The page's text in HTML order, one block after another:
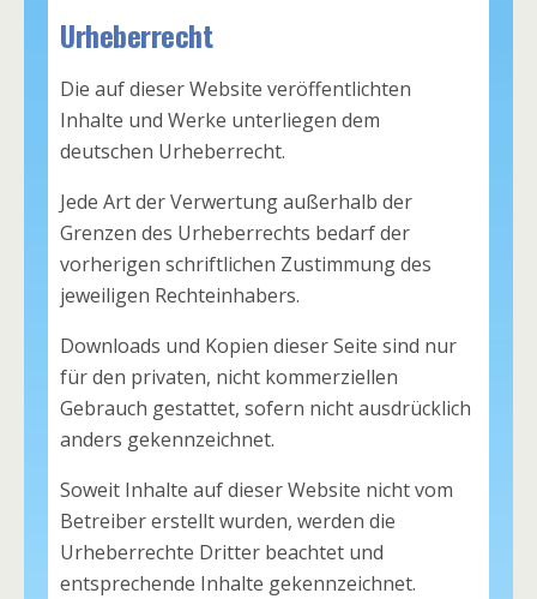
Urheberrecht
Die auf dieser Website veröffentlichten
Inhalte und Werke unterliegen dem
deutschen Urheberrecht.
Jede Art der Verwertung außerhalb der
Grenzen des Urheberrechts bedarf der
vorherigen schriftlichen Zustimmung des
jeweiligen Rechteinhabers.
Downloads und Kopien dieser Seite sind nur
für den privaten, nicht kommerziellen
Gebrauch gestattet, sofern nicht ausdrücklich
anders gekennzeichnet.
Soweit Inhalte auf dieser Website nicht vom
Betreiber erstellt wurden, werden die
Urheberrechte Dritter beachtet und
entsprechende Inhalte gekennzeichnet.